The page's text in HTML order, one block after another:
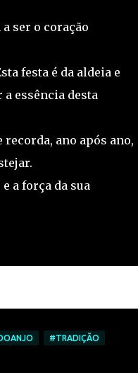
ser o coração
festa é da aldeia e
essência desta
ano após ano,
a força da sua
#TRADIÇÃO